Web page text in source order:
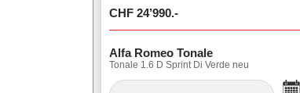
CHF 24’990.-
Alfa Romeo Tonale
Tonale 1.6 D Sprint Di Verde neu